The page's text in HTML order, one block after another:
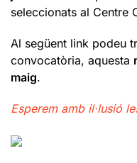
seleccionats al Centre
Al següent link podeu
convocatòria, aquesta
maig.
Esperem amb il·lusió